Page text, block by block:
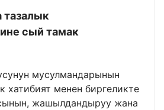
сый тамак
мусулмандарынын
хатибият менен биргеликте
жашылдандыруу жана